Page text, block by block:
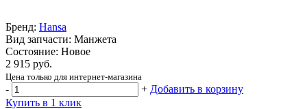
Бренд: Hansa
Вид запчасти: Манжета
Состояние: Новое
2 915 руб.
Цена только для интернет-магазина
- + Добавить в корзину
Купить в 1 клик